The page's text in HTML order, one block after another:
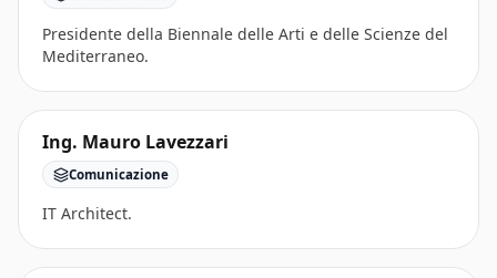
Presidente della Biennale delle Arti e delle Scienze del
Mediterraneo.
Ing. Mauro Lavezzari
Comunicazione
IT Architect.